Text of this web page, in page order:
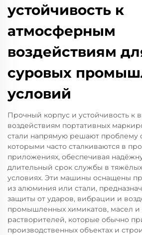
устойчивость к
атмосферным
воздействиям
суровых
условий
Прочный корпус и устойчивость к
воздействиям портативных
стали напрямую решают проблему
которыми часто сталкиваются в
приложениях, обеспечивая
длительный срок службы в
условиях. Эти машины оснащены
из алюминия или стали,
защиты от ударов, вибрации и
промышленных химикатов, масел и
растворителей, которые обычно
производственных объектах и